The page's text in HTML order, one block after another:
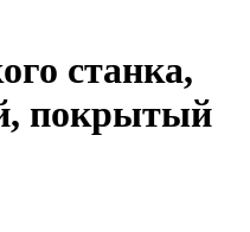
станка,
покрытый